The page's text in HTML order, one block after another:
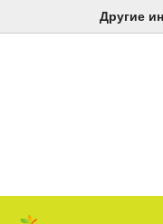
Другие